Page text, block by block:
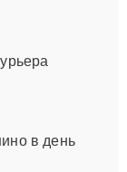
в день